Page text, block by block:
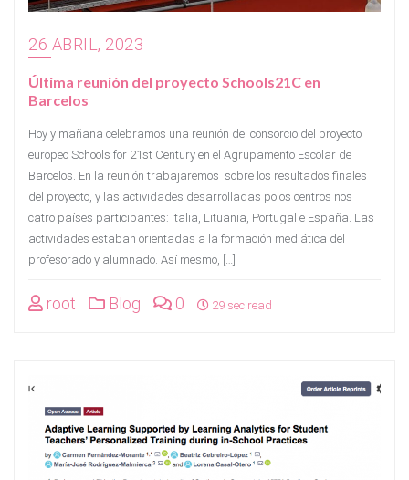
26 ABRIL, 2023
Última reunión del proyecto Schools21C en
Barcelos
Hoy y mañana celebramos una reunión del consorcio del proyecto
europeo Schools for 21st Century en el Agrupamento Escolar de
Barcelos. En la reunión trabajaremos sobre los resultados finales
del proyecto, y las actividades desarrolladas polos centros nos
catro países participantes: Italia, Lituania, Portugal e España. Las
actividades estaban orientadas a la formación mediática del
profesorado y alumnado. Así mesmo, […]
root Blog 0 29 sec read